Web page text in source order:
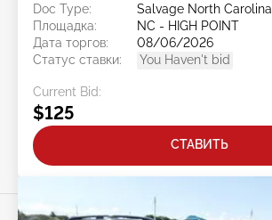
Doc Type:
Salvage North Carolina
Площадка:
NC - HIGH POINT
Дата торгов:
08/06/2026
Статус ставки:
You Haven't bid
Current Bid:
$125
СТАВИТЬ